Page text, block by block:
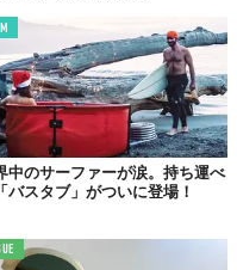
ないからです。さらに
は特殊な条件でないと
されなかったりするこ
チックバッグが自然の
て欲しいと心から願っ
地域で行われているよ
スチックバッグの禁
、というのが正直な今
中のサーファーが涙。持ち運べ
バスタブ」がついに登場！